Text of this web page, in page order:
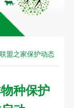
盟
于
联
网
联盟之家保护动态
种保护